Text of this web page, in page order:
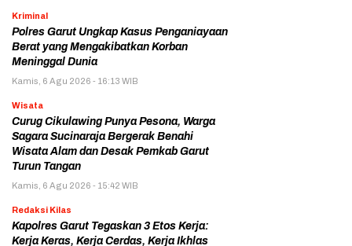
Kriminal
Polres Garut Ungkap Kasus Penganiayaan
Berat yang Mengakibatkan Korban
Meninggal Dunia
Kamis, 6 Agu 2026 - 16:13 WIB
Wisata
Curug Cikulawing Punya Pesona, Warga
Sagara Sucinaraja Bergerak Benahi
Wisata Alam dan Desak Pemkab Garut
Turun Tangan
Kamis, 6 Agu 2026 - 15:42 WIB
Redaksi Kilas
Kapolres Garut Tegaskan 3 Etos Kerja:
Kerja Keras, Kerja Cerdas, Kerja Ikhlas